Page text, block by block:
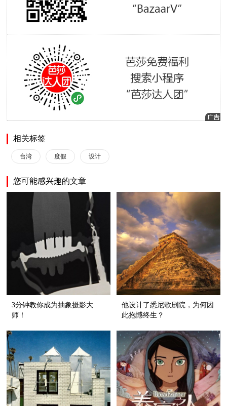
相关标签
台湾 度假 设计
您可能感兴趣的文章
3分钟教你成为抽象摄影大
师！
他设计了悉尼歌剧院，为何因
此抱憾终生？